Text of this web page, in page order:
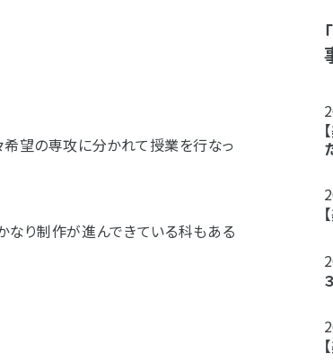
希望の専攻に分かれて授業を行なっ
なり制作が進んできている科もある